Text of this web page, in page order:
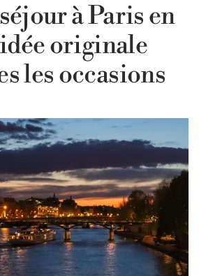
à Paris en
originale
les occasions